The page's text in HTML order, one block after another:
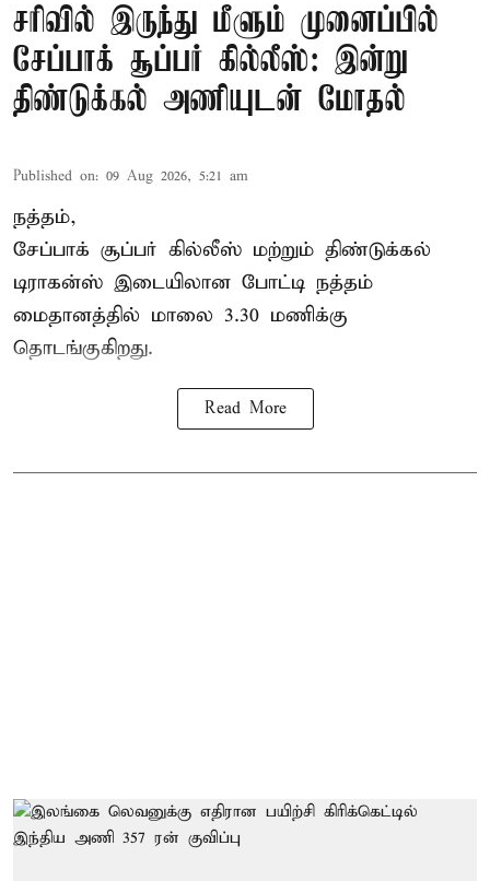
சரிவில் இருந்து மீளும் முனைப்பில்
சேப்பாக் சூப்பர் கில்லீஸ்: இன்று
திண்டுக்கல் அணியுடன் மோதல்
Published on: 09 Aug 2026, 5:21 am
நத்தம்,
சேப்பாக் சூப்பர் கில்லீஸ் மற்றும் திண்டுக்கல்
டிராகன்ஸ் இடையிலான போட்டி நத்தம்
மைதானத்தில் மாலை 3.30 மணிக்கு
தொடங்குகிறது.
Read More